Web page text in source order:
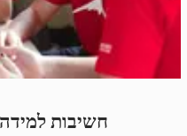
חשיבות